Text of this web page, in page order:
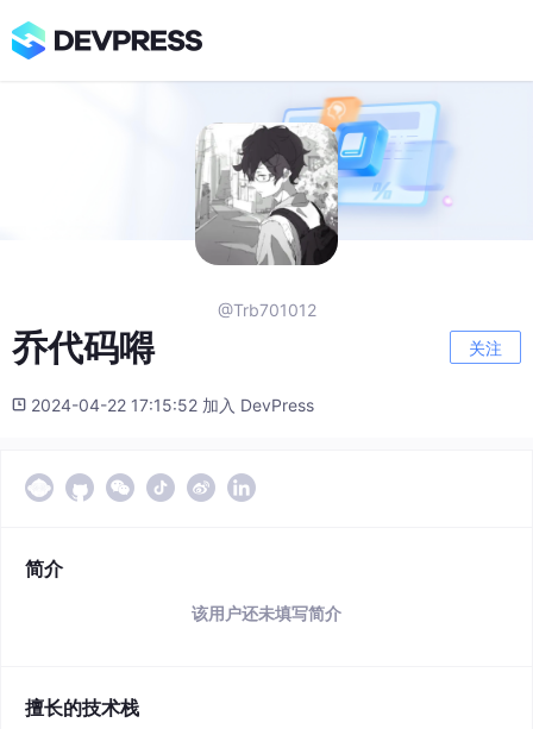
@Trb701012
乔代码嘚 关注
2024-04-22 17:15:52 加入 DevPress
简介
该用户还未填写简介
擅长的技术栈